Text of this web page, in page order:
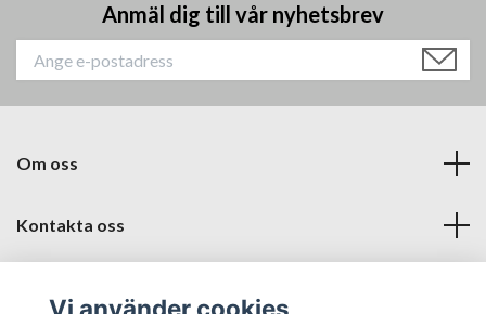
Anmäl dig till vår nyhetsbrev
Om oss
Kontakta oss